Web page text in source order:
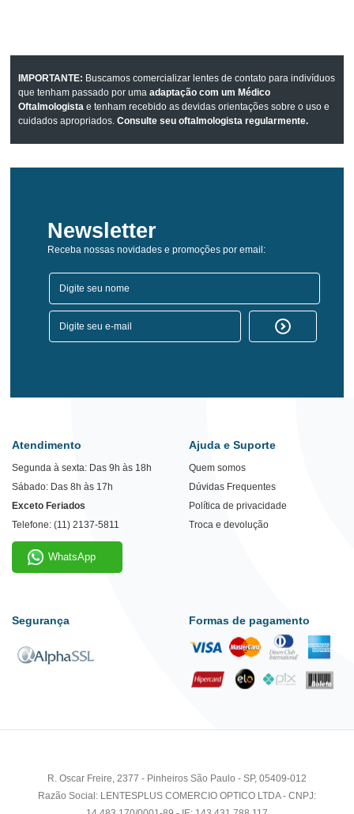
IMPORTANTE: Buscamos comercializar lentes de contato para indivíduos
que tenham passado por umaadaptação com um Médico
Oftalmologista e tenham recebido as devidas orientações sobre o uso e
cuidados apropriados.Consulte seu oftalmologista regularmente.
Newsletter
Receba nossas novidades e promoções por email:
Atendimento
Segunda à sexta: Das 9h às 18h
Sábado: Das 8h às 17h
Exceto Feriados
Telefone: (11) 2137-5811
WhatsApp
Ajuda e Suporte
Quem somos
Dúvidas Frequentes
Política de privacidade
Troca e devolução
Segurança Formas de pagamento
R. Oscar Freire, 2377 - Pinheiros São Paulo - SP, 05409-012
Razão Social: LENTESPLUS COMERCIO OPTICO LTDA - CNPJ: